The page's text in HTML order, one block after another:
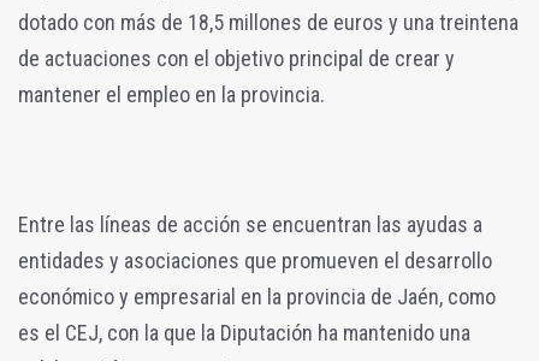
dotado con más de 18,5 millones de euros y una treintena
de actuaciones con el objetivo principal de crear y
mantener el empleo en la provincia.
Entre las líneas de acción se encuentran las ayudas a
entidades y asociaciones que promueven el desarrollo
económico y empresarial en la provincia de Jaén, como
es el CEJ, con la que la Diputación ha mantenido una